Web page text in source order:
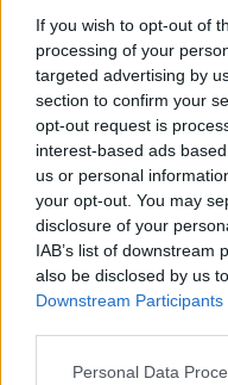
If you wish to opt-out of
processing of your
targeted advertising by
section to confirm your
opt-out request is
interest-based ads
us or personal
your opt-out. You may
disclosure of your
IAB’s list of downstream
also be disclosed by us
Downstream Participants
Personal Data
fomento de la bicicleta
responsable de la
participar en el Día de